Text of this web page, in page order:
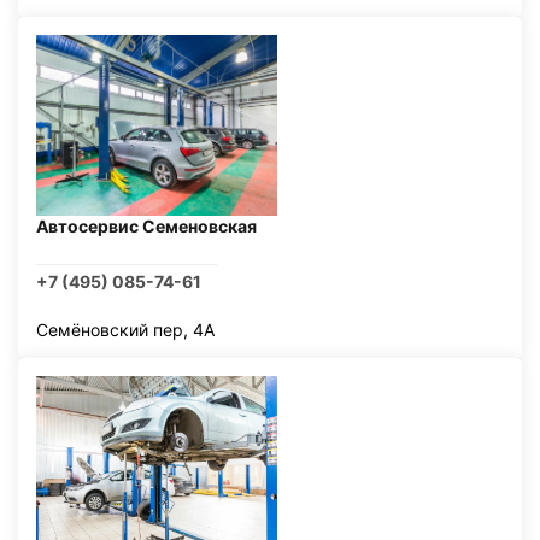
Автосервис Семеновская
+7 (495) 085-74-61
Семёновский пер, 4А